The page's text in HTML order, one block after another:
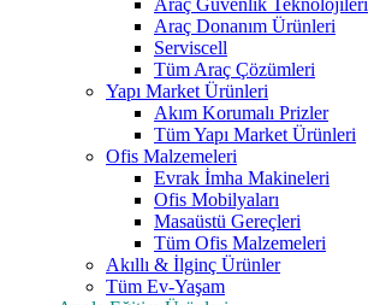
Araç Güvenlik Teknolojileri
Araç Donanım Ürünleri
Serviscell
Tüm Araç Çözümleri
Yapı Market Ürünleri
Akım Korumalı Prizler
Tüm Yapı Market Ürünleri
Ofis Malzemeleri
Evrak İmha Makineleri
Ofis Mobilyaları
Masaüstü Gereçleri
Tüm Ofis Malzemeleri
Akıllı & İlginç Ürünler
Tüm Ev-Yaşam